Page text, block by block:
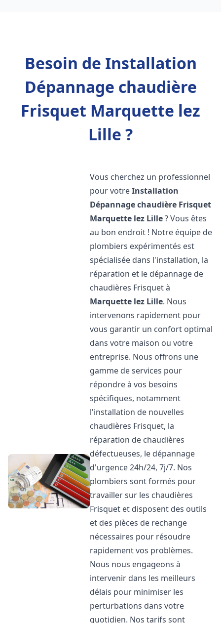
Besoin de Installation
Dépannage chaudière
Frisquet Marquette lez
Lille ?
Vous cherchez un professionnel
pour votreInstallation
Dépannage chaudière Frisquet
Marquette lez Lille? Vous êtes
au bon endroit ! Notre équipe de
plombiers expérimentés est
spécialisée dans l'installation, la
réparation et le dépannage de
chaudières Frisquet à
Marquette lez Lille. Nous
intervenons rapidement pour
vous garantir un confort optimal
dans votre maison ou votre
entreprise. Nous offrons une
gamme de services pour
répondre à vos besoins
spécifiques, notamment
l'installation de nouvelles
chaudières Frisquet, la
réparation de chaudières
défectueuses, le dépannage
d'urgence 24h/24, 7j/7. Nos
plombiers sont formés pour
travailler sur les chaudières
Frisquet et disposent des outils
et des pièces de rechange
nécessaires pour résoudre
rapidement vos problèmes.
Nous nous engageons à
intervenir dans les meilleurs
délais pour minimiser les
perturbations dans votre
quotidien. Nos tarifs sont